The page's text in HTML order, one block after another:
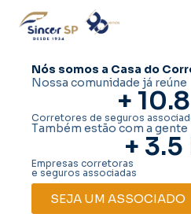
Nós somos a Casa do
Nossa comunidade já reúne
+ 10.8
Corretores de seguros
Também estão com a gente
+ 3.5
Empresas corretoras
e seguros associadas
SEJA UM ASSOCIADO